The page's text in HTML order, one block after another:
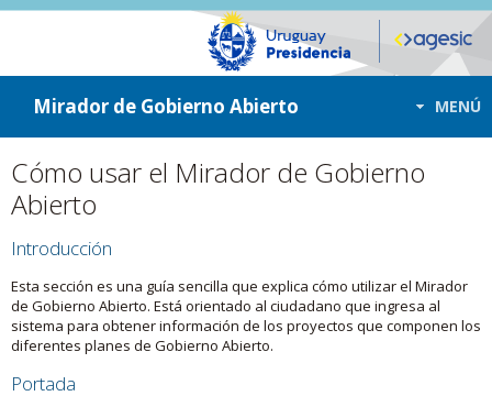
ir a contenido
ir al menú
Mirador de Gobierno Abierto MENÚ
Cómo usar el Mirador de Gobierno
Abierto
Introducción
Esta sección es una guía sencilla que explica cómo utilizar el Mirador
de Gobierno Abierto. Está orientado al ciudadano que ingresa al
sistema para obtener información de los proyectos que componen los
diferentes planes de Gobierno Abierto.
Portada